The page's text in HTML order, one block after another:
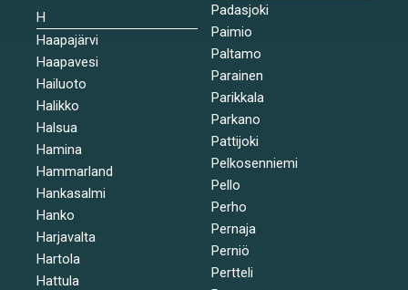
H
Haapajärvi
Haapavesi
Hailuoto
Halikko
Halsua
Hamina
Hammarland
Hankasalmi
Hanko
Harjavalta
Hartola
Hattula
Padasjoki
Paimio
Paltamo
Parainen
Parikkala
Parkano
Pattijoki
Pelkosenniemi
Pello
Perho
Pernaja
Perniö
Pertteli